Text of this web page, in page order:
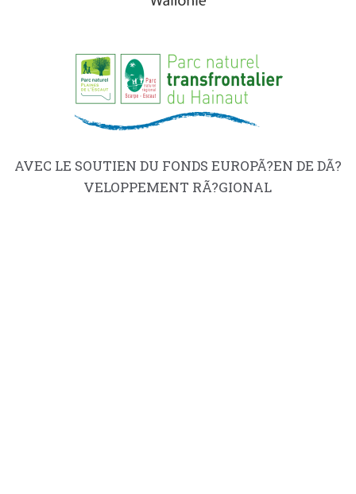
AVEC LE SOUTIEN DU FONDS EUROPÃ?EN DE DÃ?
VELOPPEMENT RÃ?GIONAL